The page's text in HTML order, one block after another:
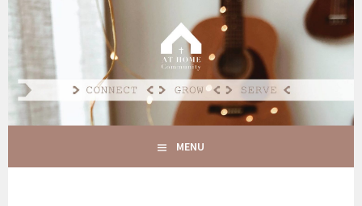
Spring
inhoud
AT HOME COMMUNITY
CONNECT GROW SERVE
MENU